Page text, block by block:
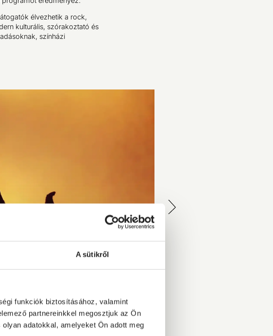
A sütikről
funkciók biztosításához, valamint
partnereinkkel megosztjuk az Ön
adatokkal, amelyeket Ön adott meg
élvezhetik a rock,
kulturális, szórakoztató és
színházi